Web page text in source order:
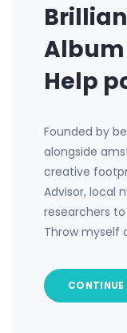
Album
Help
Founded by
alongside
creative
Advisor, local
researchers
Throw myself
CONTINUE